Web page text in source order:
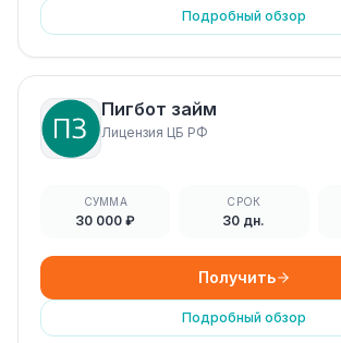
Подробный обзор
Пигбот займ
Лицензия ЦБ РФ
СУММА
30 000 ₽
СРОК
30 дн.
Получить
Подробный обзор